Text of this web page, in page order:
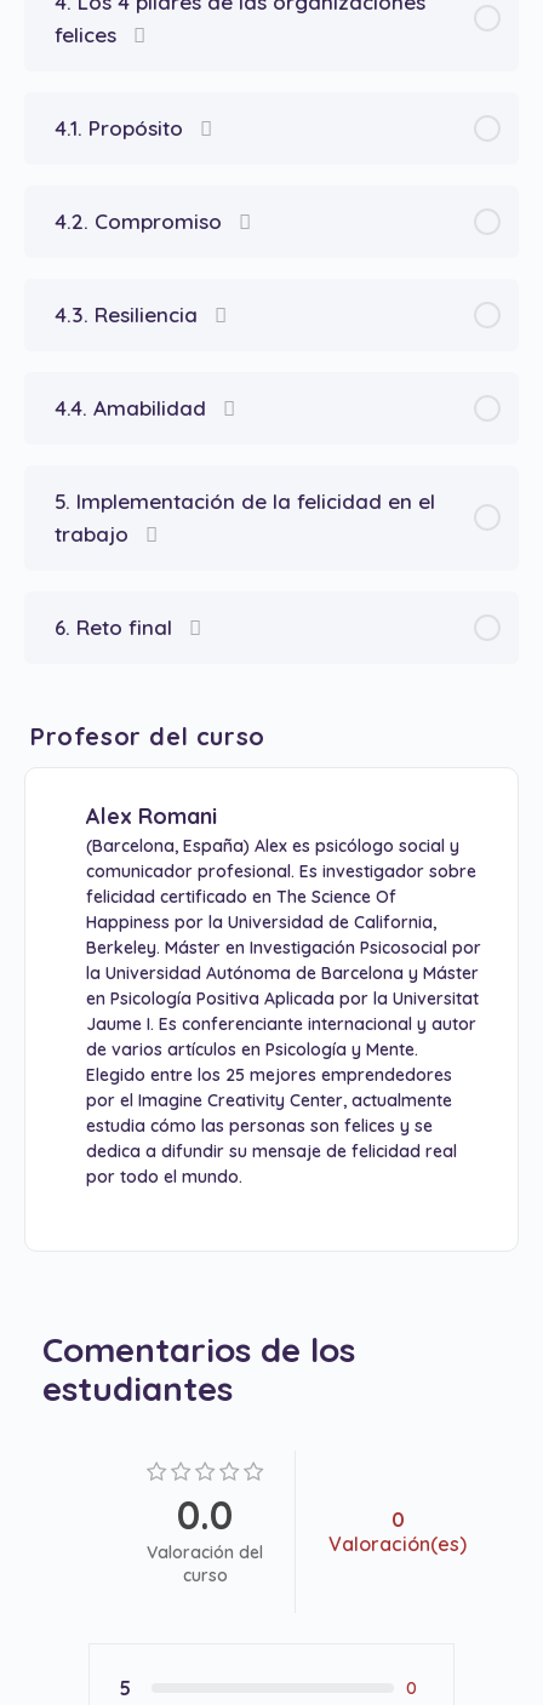
felices
4.1. Propósito
4.2. Compromiso
4.3. Resiliencia
4.4. Amabilidad
5. Implementación de la felicidad en el
trabajo
6. Reto final
Profesor del curso
Alex Romani
(Barcelona, España) Alex es psicólogo social y
comunicador profesional. Es investigador sobre
felicidad certificado en The Science Of
Happiness por la Universidad de California,
Berkeley. Máster en Investigación Psicosocial por
la Universidad Autónoma de Barcelona y Máster
en Psicología Positiva Aplicada por la Universitat
Jaume I. Es conferenciante internacional y autor
de varios artículos en Psicología y Mente.
Elegido entre los 25 mejores emprendedores
por el Imagine Creativity Center, actualmente
estudia cómo las personas son felices y se
dedica a difundir su mensaje de felicidad real
por todo el mundo.
Comentarios de los
estudiantes
0.0
Valoración del
curso
0
Valoración(es)
5 0